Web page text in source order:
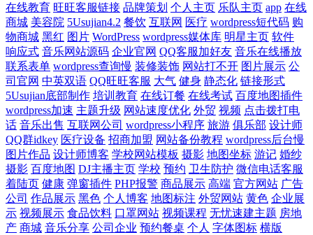
在线教育 旺旺客服链接 品牌策划 个人主页 乐队主页 app 在线
商城 美容院 5Usujian4.2 餐饮 互联网 医疗 wordpress短代码 购
物商城 黑红 图片 WordPress wordpress媒体库 明星主页 软件
响应式 音乐网站源码 企业官网 QQ客服加好友 音乐在线播放
联系表单 wordpress查询慢 装修装饰 网站打不开 图片展示 公
司官网 中英双语 QQ旺旺客服 大气 健身 静态化 链接形式
5Usujian底部制作 培训教育 在线订餐 在线考试 百度地图插件
wordpress加速 主题升级 网站速度优化 外贸 视频 点击拨打电
话 音乐出售 互联网公司 wordpress小程序 旅游 俱乐部 设计师
QQ群idkey 医疗设备 招商加盟 网站备份教程 wordpress后台慢
图片作品 设计师博客 学校网站模板 摄影 地图坐标 游记 婚纱
摄影 百度地图 DJ主播主页 学校 预约 卫生防护 微信电话客服
着陆页 健康 弹窗插件 PHP报警 商品展示 高端 官方网站 广告
公司 作品展示 黑色 个人博客 地图标注 外贸网站 黄色 企业展
示 视频展示 食品饮料 口罩网站 视频课程 无忧速建主题 房地
产 商城 音乐分享 公司企业 预约餐桌 个人 字体图标 横版